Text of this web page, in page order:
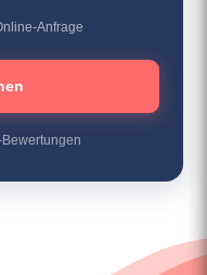
Anfrage
Bewertungen